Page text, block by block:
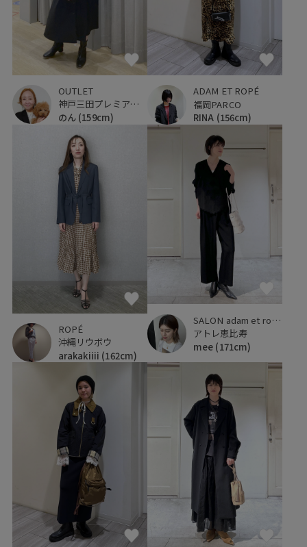
OUTLET
神戸三田プレミアム・アウトレット
のん (159cm)
ADAM ET ROPÉ
福岡PARCO
RINA (156cm)
ROPÉ
沖縄リウボウ
arakakiiii (162cm)
SALON adam et ropé
アトレ恵比寿
mee (171cm)